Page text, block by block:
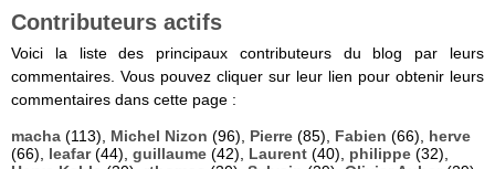
Contributeurs actifs
Voici la liste des principaux contributeurs du blog par leurs
commentaires. Vous pouvez cliquer sur leur lien pour obtenir leurs
commentaires dans cette page :
macha (113), Michel Nizon (96), Pierre (85), Fabien (66), herve
(66), leafar(44), guillaume (42), Laurent (40), philippe (32),